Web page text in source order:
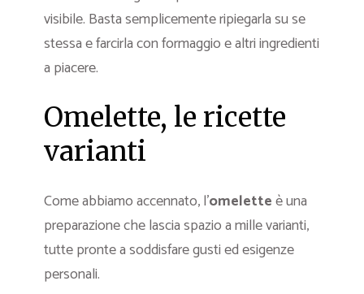
visibile. Basta semplicemente ripiegarla su se
stessa e farcirla con formaggio e altri ingredienti
a piacere.
Omelette, le ricette
varianti
Come abbiamo accennato, l’omeletteè una
preparazione che lascia spazio a mille varianti,
tutte pronte a soddisfare gusti ed esigenze
personali.